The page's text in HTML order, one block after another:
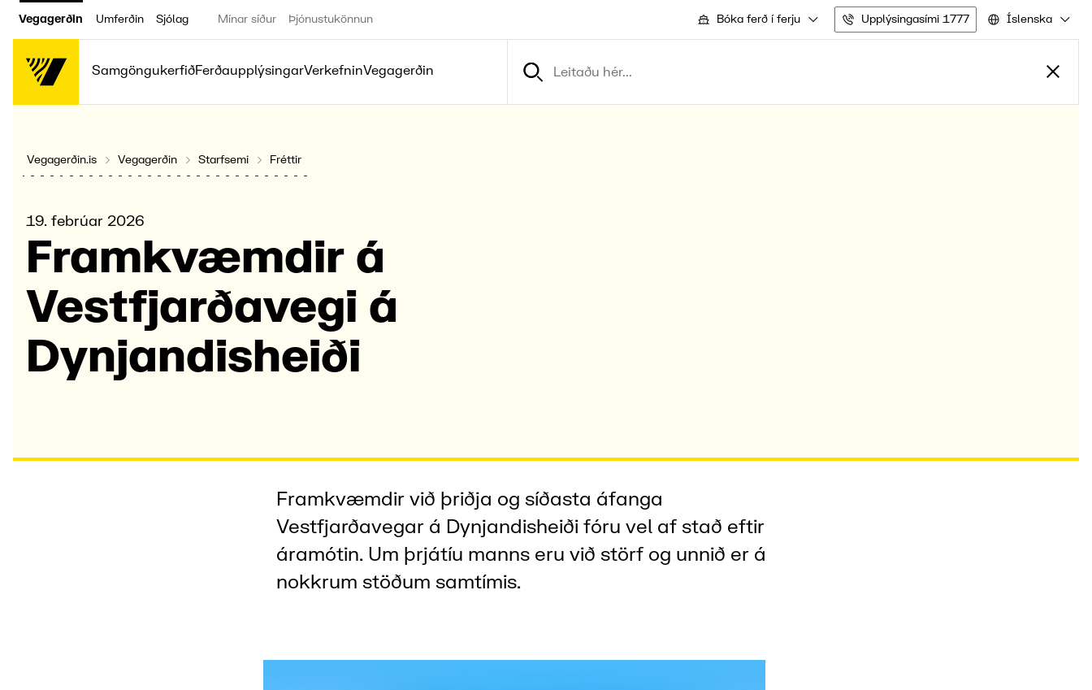
Vegagerðin Umferðin Sjólag Mínar síður Þjónustukönnun Bóka ferð í ferju Upplýsingasími 1777 Íslenska
SamgöngukerfiðFerðaupplýsingarVerkefninVegagerðin
Vegagerðin.is Vegagerðin Starfsemi Fréttir
19. febrúar 2026
Fram­kvæmd­ir á
Vest­fjarða­vegi á
Dynj­andis­heiði
Framkvæmdir við þriðja og síðasta áfanga
Vestfjarðavegar á Dynjandisheiði fóru vel af stað eftir
áramótin. Um þrjátíu manns eru við störf og unnið er á
nokkrum stöðum samtímis.